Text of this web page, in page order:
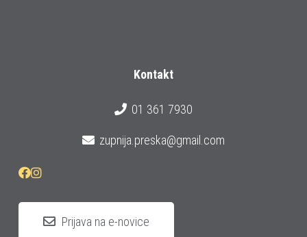
Kontakt
01 361 7930
zupnija.preska@gmail.com
Prijava na e-novice